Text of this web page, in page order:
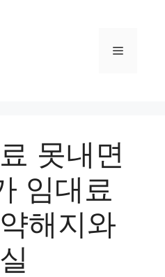
메
못내면
임대료
해지와